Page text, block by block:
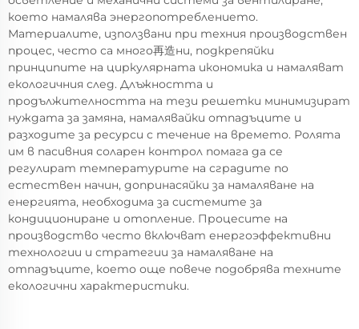
което намалява энергопотреблението.
Материалите, използвани при техния производствен
процес, често са много再造ни, подкрепяйки
принципите на циркулярната икономика и намаляват
екологичния след. Длъжността и
продължителността на тези решетки минимизират
нуждата за замяна, намалявайки отпадъците и
разходите за ресурси с течение на времето. Ролята
им в пасивния соларен контрол помага да се
регулират температурите на сградите по
естествен начин, допринасяйки за намаляване на
енергията, необходима за системите за
кондициониране и отопление. Процесите на
производство често включват енергоэффективни
технологии и стратегии за намаляване на
отпадъците, което още повече подобрява техните
екологични характеристики.